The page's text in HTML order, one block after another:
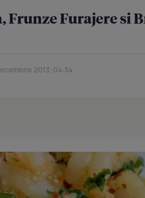
Frunze Furajere si
2013, 04:34